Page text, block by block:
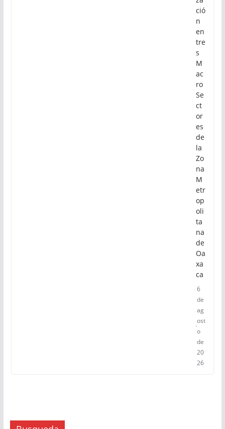
ció
n
en
tre
s
M
ac
ro
Se
ct
or
es
de
la
Zo
na
M
etr
op
oli
ta
na
de
Oa
xa
ca
6
de
ag
ost
o
de
20
26